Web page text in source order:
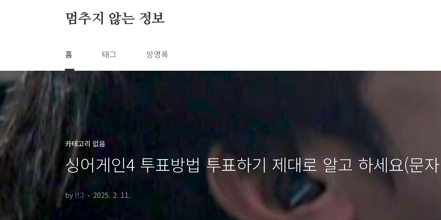
멈추지 않는 정보
홈 태그 방명록
카테고리 없음
싱어게인4 투표방법 투표하기 제대로 알고 하세요(문
by !!:) 2025. 2. 11.